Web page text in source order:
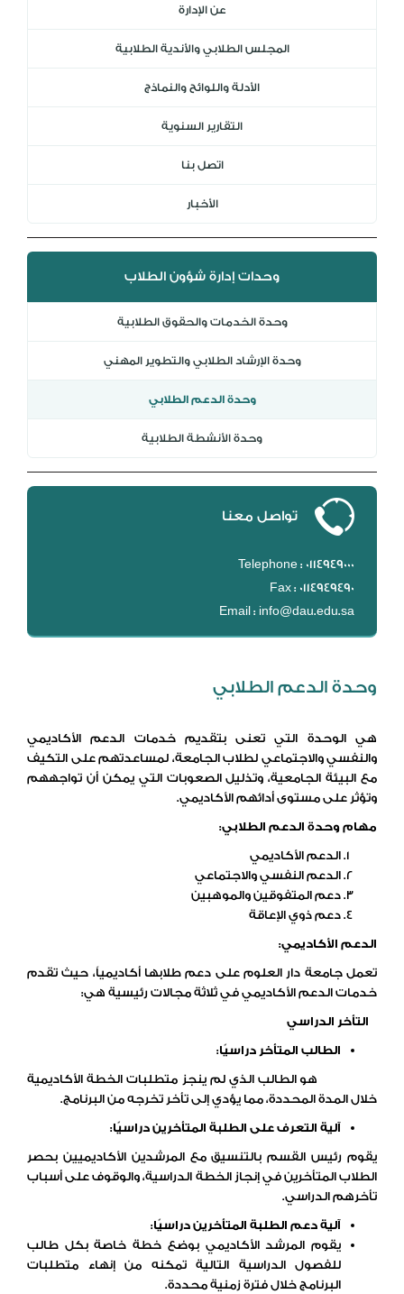
نظام التقييم السنوي
عن الإدارة
المجلس الطلابي والأندية الطلابية
الأدلة واللوائح والنماذج
التقارير السنوية
اتصل بنا
الأخبار
وحدات إدارة شؤون الطلاب
وحدة الخدمات والحقوق الطلابية
وحدة الإرشاد الطلابي والتطوير المهني
وحدة الدعم الطلابي
وحدة الأنشطة الطلابية
تواصل معنا
Telephone : 0114949000
Fax : 0114949490
Email : info@dau.edu.sa
وحدة الدعم الطلابي
هي الوحدة التي تعنى بتقديم خدمات الدعم الأكاديمي
والنفسي والاجتماعي لطلاب الجامعة، لمساعدتهم على التكيف
مع البيئة الجامعية، وتذليل الصعوبات التي يمكن أن تواجههم
وتؤثر على مستوى أدائهم الأكاديمي.
مهام وحدة الدعم الطلابي:
الدعم الأكاديمي
الدعم النفسي والاجتماعي
دعم المتفوقين والموهبين
دعم ذوي الإعاقة
الدعم الأكاديمي:
تعمل جامعة دار العلوم على دعم طلابها أكاديمياً، حيث تقدم
خدمات الدعم الأكاديمي في ثلاثة مجالات رئيسية هي:
التأخر الدراسي
الطالب المتأخر دراسيًا:
هو الطالب الذي لم ينجز متطلبات الخطة الأكاديمية
خلال المدة المحددة، مما يؤدي إلى تأخر تخرجه من البرنامج.
آلية التعرف على الطلبة المتأخرين دراسيًا:
يقوم رئيس القسم بالتنسيق مع المرشدين الأكاديميين بحصر
الطلاب المتأخرين في إنجاز الخطة الدراسية، والوقوف على أسباب
تأخرهم الدراسي.
آلية دعم الطلبة المتأخرين دراسيًا:
يقوم المرشد الأكاديمي بوضع خطة خاصة بكل طالب
للفصول الدراسية التالية تمكنه من إنهاء متطلبات
البرنامج خلال فترة زمنية محددة.